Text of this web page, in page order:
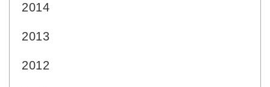
2014
2013
2012